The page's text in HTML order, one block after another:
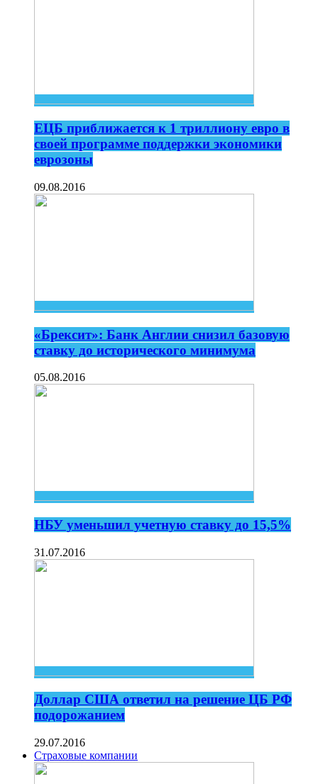
ЕЦБ приближается к 1 триллиону евро в
своей программе поддержки экономики
еврозоны
09.08.2016
«Брексит»: Банк Англии снизил базовую
ставку до исторического минимума
05.08.2016
НБУ уменьшил учетную ставку до 15,5%
31.07.2016
Доллар США ответил на решение ЦБ РФ
подорожанием
29.07.2016
Страховые компании